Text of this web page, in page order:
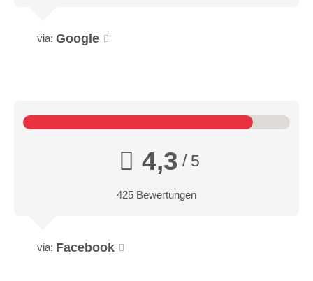
via: Google
4,3 / 5
425 Bewertungen
via: Facebook